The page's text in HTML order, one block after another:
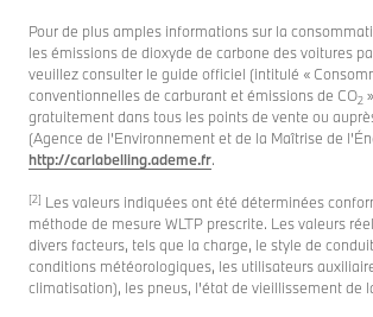
Pour de plus amples informations sur la
les émissions de dioxyde de carbone des voitures
veuillez consulter le guide officiel (intitulé «
conventionnelles de carburant et émissions de CO2
gratuitement dans tous les points de vente ou
(Agence de l’Environnement et de la Maîtrise de
http://carlabelling.ademe.fr.
[2] Les valeurs indiquées ont été déterminées
méthode de mesure WLTP prescrite. Les valeurs
divers facteurs, tels que la charge, le style de
conditions météorologiques, les utilisateurs
climatisation), les pneus, l'état de vieillissement de